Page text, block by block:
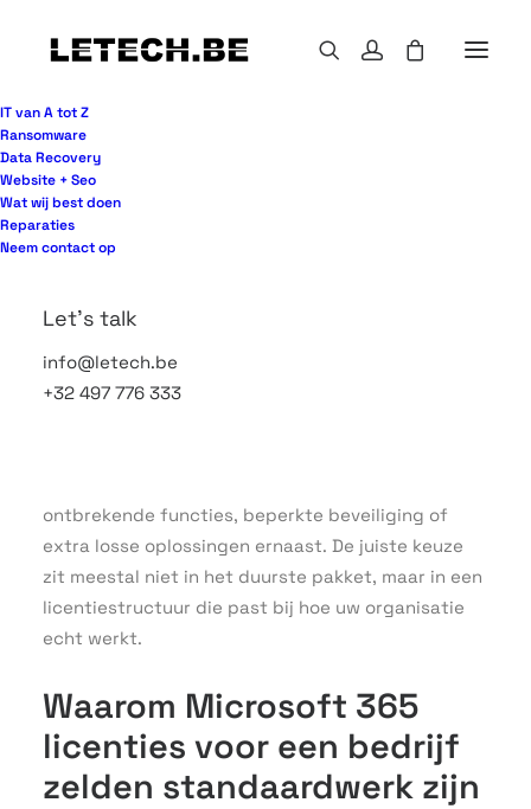
IT van A tot Z
Ransomware
Data Recovery
Website + Seo
Wat wij best doen
Reparaties
Neem contact op
Let's talk
info@letech.be
+32 497 776 333
Een medewerker die alleen e-mail nodig heeft,
krijgt vaak dezelfde licentie als een collega die
met gevoelige klantdata, Teams-telefonie en
probleem. Voor veel organisaties is Microsoft 365
maar een beslissing die direct raakt aan kosten,
beveiliging en dagelijks gebruik.
ontbrekende functies, beperkte beveiliging of
extra losse oplossingen ernaast. De juiste keuze
zit meestal niet in het duurste pakket, maar in een
licentiestructuur die past bij hoe uw organisatie
echt werkt.
Waarom Microsoft 365
licenties voor een bedrijf
zelden standaardwerk zijn